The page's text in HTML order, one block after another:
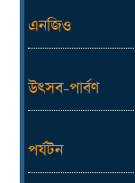
এনজিও
উৎসব-পার্বণ
পর্যটন